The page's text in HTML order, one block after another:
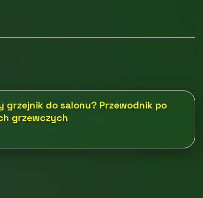
grzejnik do salonu? Przewodnik po
grzewczych